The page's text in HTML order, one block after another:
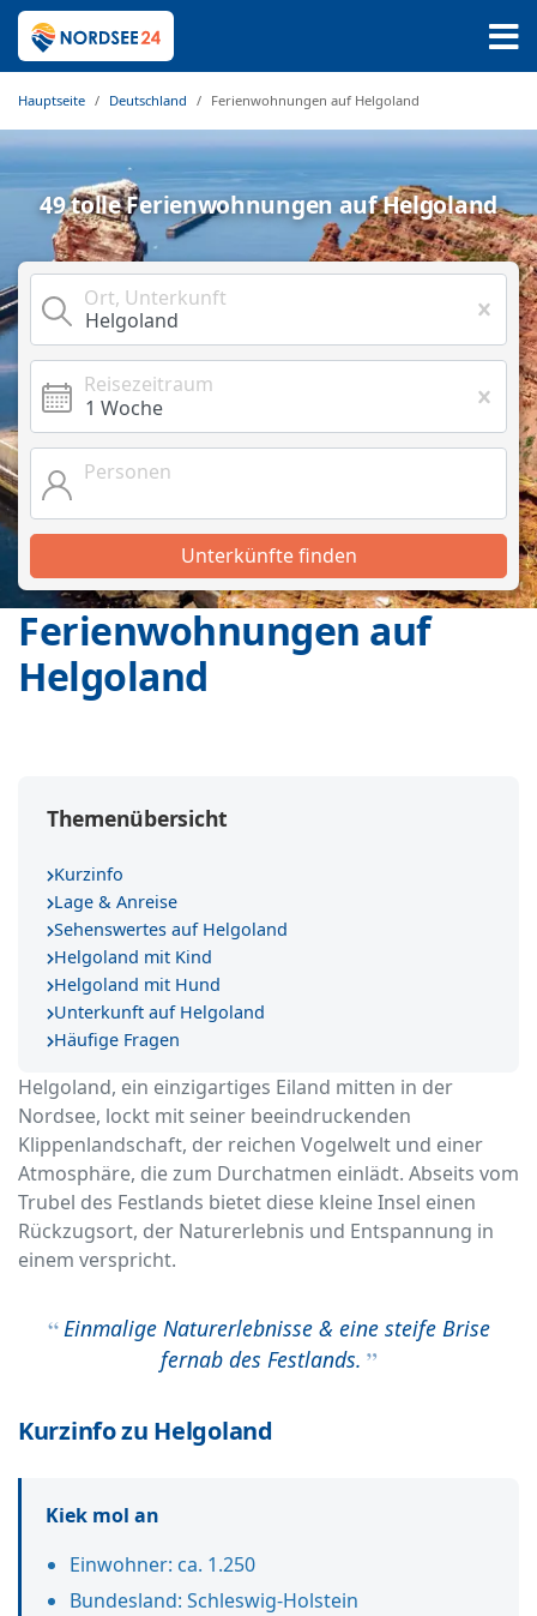
Hauptseite Deutschland Ferienwohnungen auf Helgoland
49 tolle Ferienwohnungen auf Helgoland
Ort, Unterkunft
Reisezeitraum
Personen
Unterkünfte finden
Ferienwohnungen auf
Helgoland
Themenübersicht
Kurzinfo
Lage & Anreise
Sehenswertes auf Helgoland
Helgoland mit Kind
Helgoland mit Hund
Unterkunft auf Helgoland
Häufige Fragen
Helgoland, ein einzigartiges Eiland mitten in der
Nordsee, lockt mit seiner beeindruckenden
Klippenlandschaft, der reichen Vogelwelt und einer
Atmosphäre, die zum Durchatmen einlädt. Abseits vom
Trubel des Festlands bietet diese kleine Insel einen
Rückzugsort, der Naturerlebnis und Entspannung in
einem verspricht.
Einmalige Naturerlebnisse & eine steife Brise
fernab des Festlands.
Kurzinfo zu Helgoland
Kiek mol an
Einwohner: ca. 1.250
Bundesland: Schleswig-Holstein